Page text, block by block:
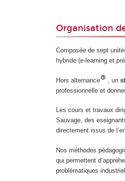
Organisation
Composée de sept
hybride (e-learning et
Hors alternance , un
professionnelle et
Les cours et travaux
Sauvage, des
directement issus de
Nos méthodes
qui permettent
problématiques